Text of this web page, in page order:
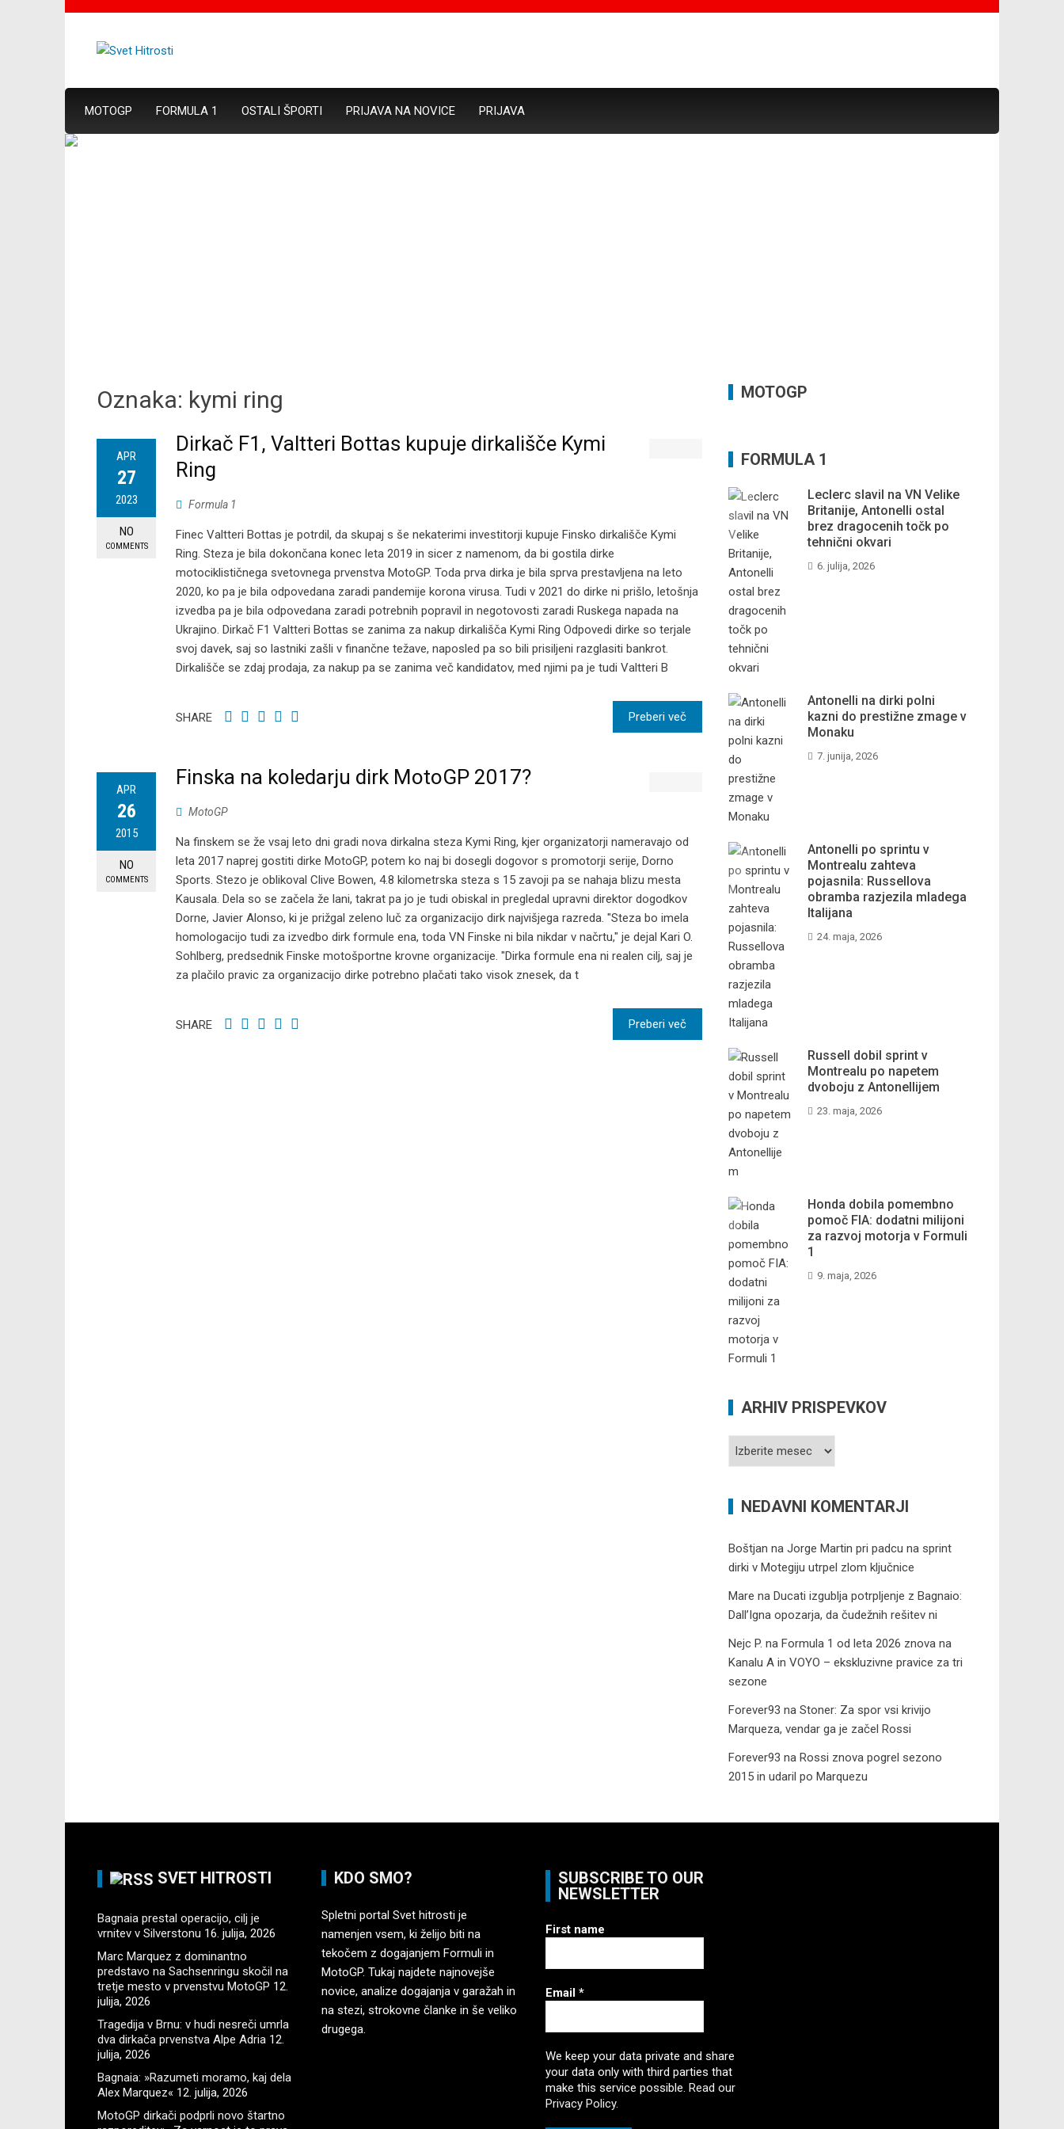
MOTOGP FORMULA 1 OSTALI ŠPORTI PRIJAVA NA NOVICE PRIJAVA
Oznaka: kymi ring
APR
27
2023
NO
COMMENTS
Dirkač F1, Valtteri Bottas kupuje dirkališče Kymi
Ring
Formula 1
Finec Valtteri Bottas je potrdil, da skupaj s še nekaterimi investitorji kupuje Finsko dirkališče Kymi
Ring. Steza je bila dokončana konec leta 2019 in sicer z namenom, da bi gostila dirke
motociklističnega svetovnega prvenstva MotoGP. Toda prva dirka je bila sprva prestavljena na leto
2020, ko pa je bila odpovedana zaradi pandemije korona virusa. Tudi v 2021 do dirke ni prišlo, letošnja
izvedba pa je bila odpovedana zaradi potrebnih popravil in negotovosti zaradi Ruskega napada na
Ukrajino. Dirkač F1 Valtteri Bottas se zanima za nakup dirkališča Kymi Ring Odpovedi dirke so terjale
svoj davek, saj so lastniki zašli v finančne težave, naposled pa so bili prisiljeni razglasiti bankrot.
Dirkališče se zdaj prodaja, za nakup pa se zanima več kandidatov, med njimi pa je tudi Valtteri B
Preberi več
SHARE
APR
26
2015
NO
COMMENTS
Finska na koledarju dirk MotoGP 2017?
MotoGP
Na finskem se že vsaj leto dni gradi nova dirkalna steza Kymi Ring, kjer organizatorji nameravajo od
leta 2017 naprej gostiti dirke MotoGP, potem ko naj bi dosegli dogovor s promotorji serije, Dorno
Sports. Stezo je oblikoval Clive Bowen, 4.8 kilometrska steza s 15 zavoji pa se nahaja blizu mesta
Kausala. Dela so se začela že lani, takrat pa jo je tudi obiskal in pregledal upravni direktor dogodkov
Dorne, Javier Alonso, ki je prižgal zeleno luč za organizacijo dirk najvišjega razreda. "Steza bo imela
homologacijo tudi za izvedbo dirk formule ena, toda VN Finske ni bila nikdar v načrtu," je dejal Kari O.
Sohlberg, predsednik Finske motošportne krovne organizacije. "Dirka formule ena ni realen cilj, saj je
za plačilo pravic za organizacijo dirke potrebno plačati tako visok znesek, da t
Preberi več
SHARE
MOTOGP
FORMULA 1
Leclerc slavil na VN Velike
Britanije, Antonelli ostal
brez dragocenih točk po
tehnični okvari
6. julija, 2026
Antonelli na dirki polni
kazni do prestižne zmage v
Monaku
7. junija, 2026
Antonelli po sprintu v
Montrealu zahteva
pojasnila: Russellova
obramba razjezila mladega
Italijana
24. maja, 2026
Russell dobil sprint v
Montrealu po napetem
dvoboju z Antonellijem
23. maja, 2026
Honda dobila pomembno
pomoč FIA: dodatni milijoni
za razvoj motorja v Formuli
1
9. maja, 2026
ARHIV PRISPEVKOV
Arhiv
NEDAVNI KOMENTARJI
Boštjan na Jorge Martin pri padcu na sprint
dirki v Motegiju utrpel zlom ključnice
Mare na Ducati izgublja potrpljenje z Bagnaio:
Dall’Igna opozarja, da čudežnih rešitev ni
Nejc P. na Formula 1 od leta 2026 znova na
Kanalu A in VOYO – ekskluzivne pravice za tri
sezone
Forever93 na Stoner: Za spor vsi krivijo
Marqueza, vendar ga je začel Rossi
Forever93 na Rossi znova pogrel sezono
2015 in udaril po Marquezu
SVET HITROSTI
Bagnaia prestal operacijo, cilj je
vrnitev v Silverstonu 16. julija, 2026
Marc Marquez z dominantno
predstavo na Sachsenringu skočil na
tretje mesto v prvenstvu MotoGP 12.
julija, 2026
Tragedija v Brnu: v hudi nesreči umrla
dva dirkača prvenstva Alpe Adria 12.
julija, 2026
Bagnaia: »Razumeti moramo, kaj dela
Alex Marquez« 12. julija, 2026
MotoGP dirkači podprli novo štartno
KDO SMO?
Spletni portal Svet hitrosti je
namenjen vsem, ki želijo biti na
tekočem z dogajanjem Formuli in
MotoGP. Tukaj najdete najnovejše
novice, analize dogajanja v garažah in
na stezi, strokovne članke in še veliko
drugega.
SUBSCRIBE TO OUR
NEWSLETTER
First name
Email*
We keep your data private and share
your data only with third parties that
make this service possible.Read our
Privacy Policy.